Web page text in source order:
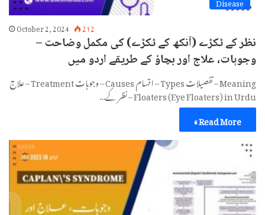
October 2, 2024 212
نظر کے ٹکڑے (آنکھ کے ٹکڑے) کی مکمل وضاحت –
وجوہات، علاج اور بچاؤ کے طریقے اردو میں
Meaning – تفصیلات Types – اقسام Causes – وجوہات Treatment – علاج
Floaters (Eye Floaters) in Urdu – نظر کے…
Read More »